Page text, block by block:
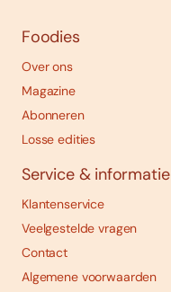
Foodies
Over ons
Magazine
Abonneren
Losse edities
Service & informatie
Klantenservice
Veelgestelde vragen
Contact
Algemene voorwaarden